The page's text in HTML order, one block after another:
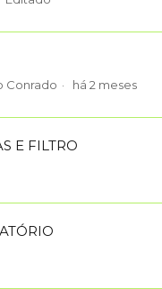
Conrado há 2 meses
E FILTRO